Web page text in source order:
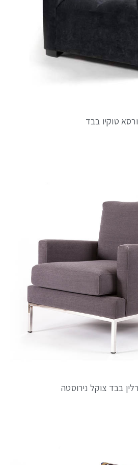
טוקיו בבד
בבד צוקל נירוסטה